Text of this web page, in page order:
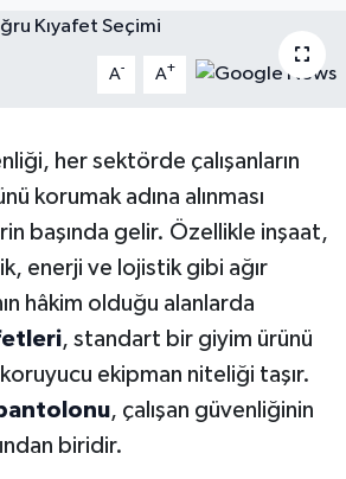
A- A+
her sektörde çalışanların
korumak adına alınması
başında gelir. Özellikle inşaat,
enerji ve lojistik gibi ağır
hâkim olduğu alanlarda
, standart bir giyim ürünü
ekipman niteliği taşır.
, çalışan güvenliğinin
biridir.